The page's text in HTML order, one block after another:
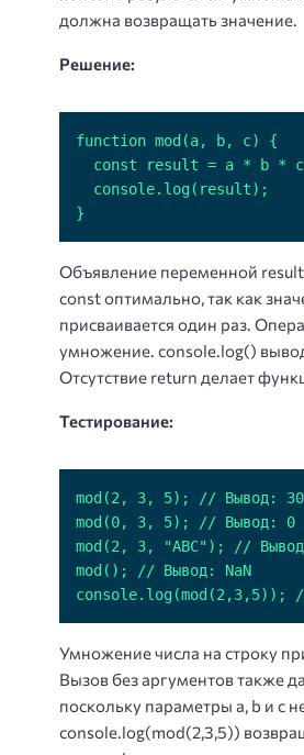
должна возвращать значение.
Решение:
}
Объявление переменной
const оптимально, так как
присваивается один раз.
умножение. console.log()
Отсутствие return делает
Тестирование:
console.log(mod(2,3,5));
Умножение числа на строку
Вызов без аргументов также
поскольку параметры a, b и c
console.log(mod(2,3,5))